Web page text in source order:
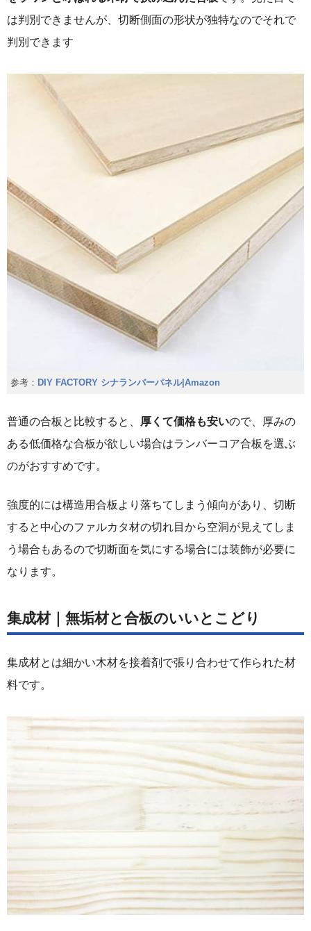
は判別できませんが、切断側面の形状が独特なのでそれで
判別できます
参考： DIY FACTORY シナランバーパネル|Amazon
普通の合板と比較すると、 厚くて価格も安いので、厚みの
ある低価格な合板が欲しい場合はランバーコア合板を選ぶ
のがおすすめです。
強度的には構造用合板より落ちてしまう傾向があり、切断
すると中心のファルカタ材の切れ目から空洞が見えてしま
う場合もあるので切断面を気にする場合には装飾が必要に
なります。
集成材｜無垢材と合板のいいとこどり
集成材とは細かい木材を接着剤で張り合わせて作られた材
料です。